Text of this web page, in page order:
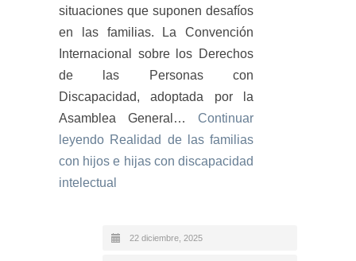
situaciones que suponen desafíos
en las familias. La Convención
Internacional sobre los Derechos
de las Personas con
Discapacidad, adoptada por la
Asamblea General… Continuar
leyendo Realidad de las familias
con hijos e hijas con discapacidad
intelectual
22 diciembre, 2025